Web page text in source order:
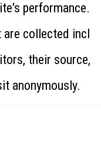
performance.
are collected incl
their source,
anonymously.